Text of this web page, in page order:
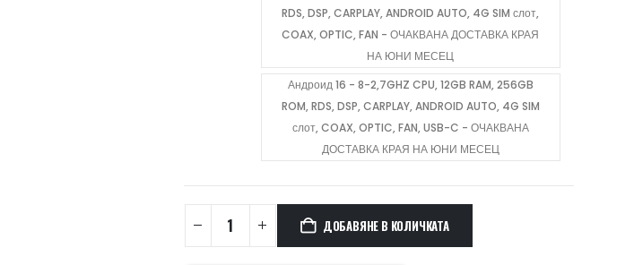
RDS, DSP, CARPLAY, ANDROID AUTO, 4G SIM слот,
COAX, OPTIC, FAN - ОЧАКВАНА ДОСТАВКА КРАЯ
НА ЮНИ МЕСЕЦ
Андроид 16 - 8-2,7GHZ CPU, 12GB RAM, 256GB
ROM, RDS, DSP, CARPLAY, ANDROID AUTO, 4G SIM
слот, COAX, OPTIC, FAN, USB-C - ОЧАКВАНА
ДОСТАВКА КРАЯ НА ЮНИ МЕСЕЦ
ДОБАВЯНЕ В КОЛИЧКАТА